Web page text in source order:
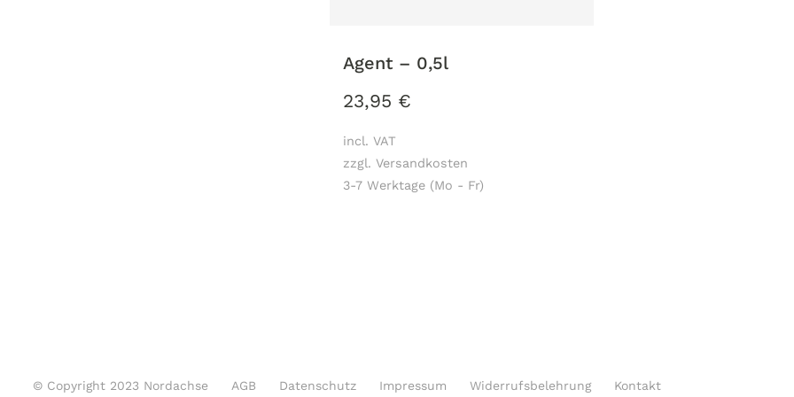
Agent – 0,5l
23,95 €
incl. VAT
zzgl. Versandkosten
3-7 Werktage (Mo - Fr)
© Copyright 2023 Nordachse AGB Datenschutz Impressum Widerrufsbelehrung Kontakt